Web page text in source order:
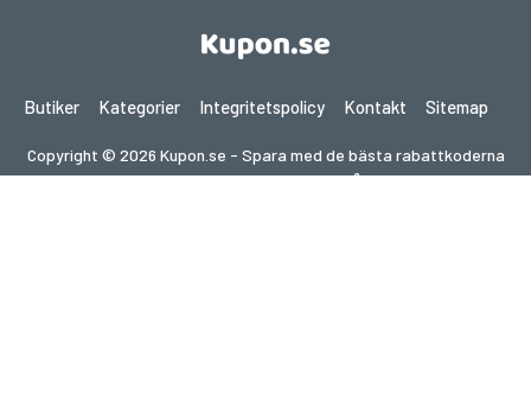
Butiker Kategorier Integritetspolicy Kontakt Sitemap
Copyright © 2026 Kupon.se - Spara med de bästa rabattkoderna
2026. Alla rättigheter förbehållna.